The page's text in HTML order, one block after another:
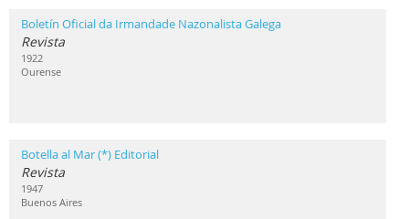
Boletín Oficial da Irmandade Nazonalista Galega
Revista
1922
Ourense
Botella al Mar (*) Editorial
Revista
1947
Buenos Aires